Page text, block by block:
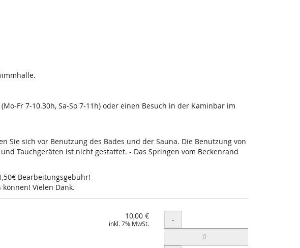
Fr 7-10.30h, Sa-So 7-11h) oder einen Besuch in der Kaminbar im
Sie sich vor Benutzung des Bades und der Sauna. Die Benutzung von
Tauchgeräten ist nicht gestattet. - Das Springen vom Beckenrand
Bearbeitungsgebühr!
Vielen Dank.
10,00 €
inkl. 7% MwSt. Menge
-